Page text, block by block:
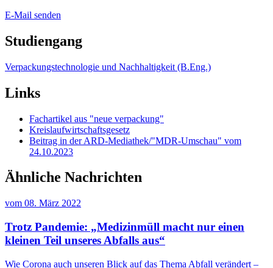
E-Mail senden
Studiengang
Verpackungstechnologie und Nachhaltigkeit (B.Eng.)
Links
Fachartikel aus "neue verpackung"
Kreislaufwirtschaftsgesetz
Beitrag in der ARD-Mediathek/"MDR-Umschau" vom
24.10.2023
Ähnliche Nachrichten
vom 08. März 2022
Trotz Pandemie: „Medizinmüll macht nur einen
kleinen Teil unseres Abfalls aus“
Wie Corona auch unseren Blick auf das Thema Abfall verändert –